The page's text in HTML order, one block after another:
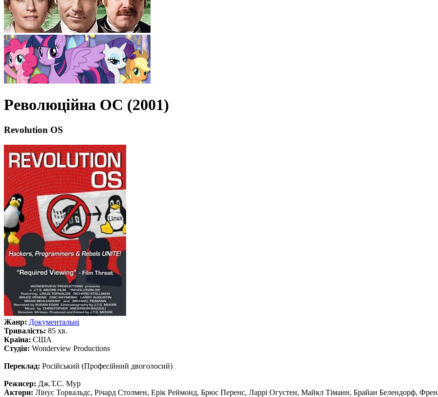
Революційна ОС (2001)
Revolution OS
Жанр: Документальні
Тривалість: 85 хв.
Країна: США
Студія: Wonderview Productions
Переклад: Російський (Професійний двоголосий)
Режисер: Дж.Т.С. Мур
Актори: Лінус Торвальдс, Річард Столмен, Ерік Реймонд, Брюс Перенс, Ларрі Огустен, Майкл Тіманн, Брайан Белендорф,